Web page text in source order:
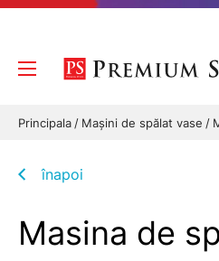
Principala Mașini de spălat vase
înapoi
Masina de